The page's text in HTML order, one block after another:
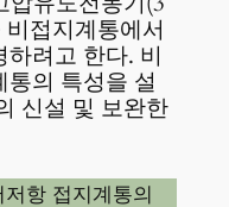
접지계통에서
려고 한다. 비
의 특성을 설
신설 및 보완한
항 접지계통의